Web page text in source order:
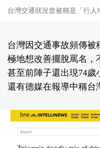
台灣交通狀況曾被稱是「行人
台灣因交通事故頻傳
極地想改善擺脫罵名，
甚至前陣子還出現74歲
還有德媒在報導中稱台